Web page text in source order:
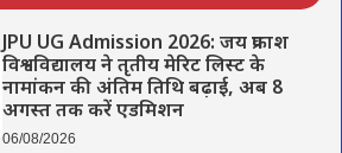
JPU UG Admission 2026: जय प्रकाश
विश्वविद्यालय ने तृतीय मेरिट लिस्ट के
नामांकन की अंतिम तिथि बढ़ाई, अब 8
अगस्त तक करें एडमिशन
06/08/2026